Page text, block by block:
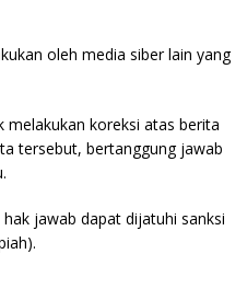
oleh media siber lain yang
melakukan koreksi atas berita
tersebut, bertanggung jawab
jawab dapat dijatuhi sanksi